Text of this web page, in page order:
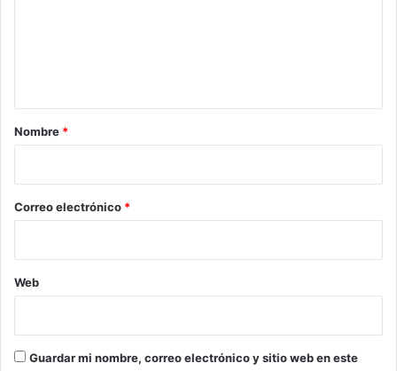
r
*
Nombre *
Correo electrónico *
Web
Guardar mi nombre, correo electrónico y sitio web en este